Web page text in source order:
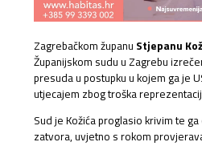
Zagrebačkom županu Stjepanu
Županijskom sudu u Zagrebu
presuda u postupku u kojem ga je
utjecajem zbog troška
Sud je Kožića proglasio krivim te
zatvora, uvjetno s rokom